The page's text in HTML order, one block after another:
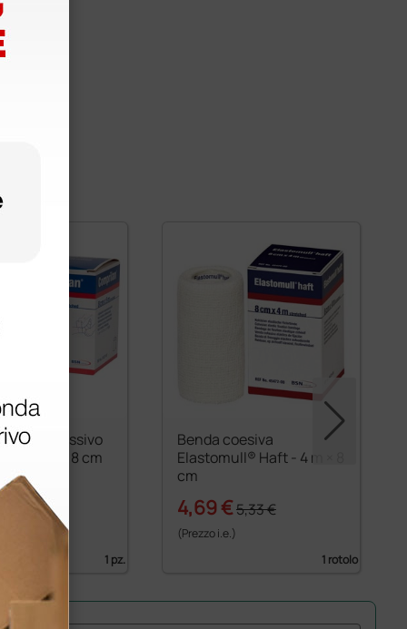
compressivo
- 5 m × 8 cm
7,29 €
1 pz.
Benda coesiva
Elastomull® Haft - 4 m × 8
cm
4,69 €5,33 €
(Prezzo i.e.)
1 rotolo